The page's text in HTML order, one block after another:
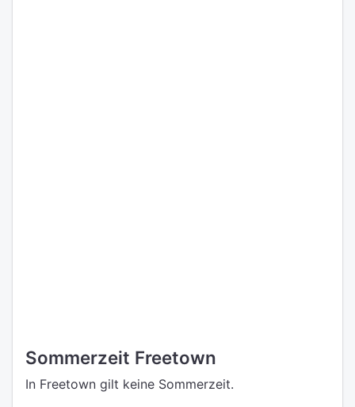
Sommerzeit Freetown
In Freetown gilt keine Sommerzeit.